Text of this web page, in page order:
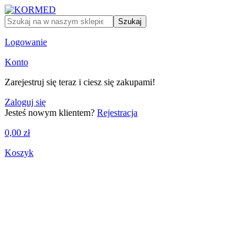
Szukaj
Logowanie
Konto
Zarejestruj się teraz i ciesz się zakupami!
Zaloguj się
Jesteś nowym klientem? Rejestracja
0,00 zł
Koszyk